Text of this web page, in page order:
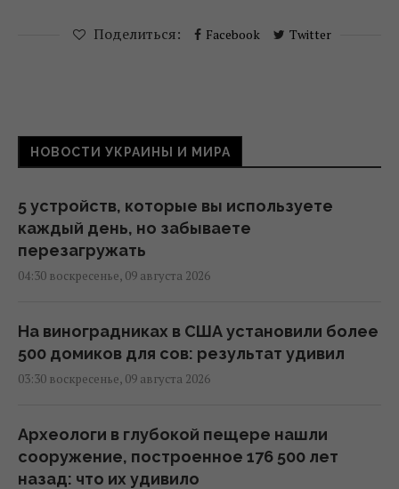
Поделиться: Facebook Twitter
НОВОСТИ УКРАИНЫ И МИРА
5 устройств, которые вы используете
каждый день, но забываете
перезагружать
04:30 воскресенье, 09 августа 2026
На виноградниках в США установили более
500 домиков для сов: результат удивил
03:30 воскресенье, 09 августа 2026
Археологи в глубокой пещере нашли
сооружение, построенное 176 500 лет
назад: что их удивило